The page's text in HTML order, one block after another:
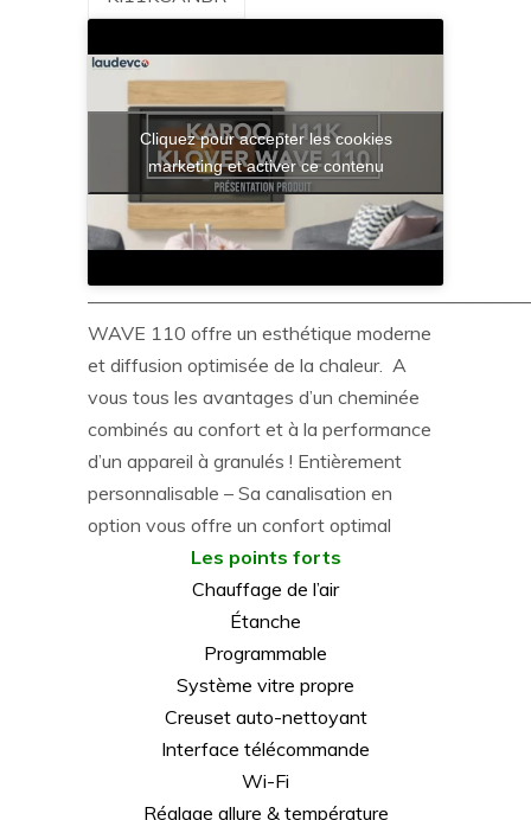
Cliquez pour accepter les cookies
marketing et activer ce contenu
WAVE 110 offre un esthétique moderne
et diffusion optimisée de la chaleur. A
vous tous les avantages d’un cheminée
combinés au confort et à la performance
d’un appareil à granulés ! Entièrement
personnalisable – Sa canalisation en
option vous offre un confort optimal
Les points forts
Chauffage de l’air
Étanche
Programmable
Système vitre propre
Creuset auto-nettoyant
Interface télécommande
Wi-Fi
Réglage allure & température